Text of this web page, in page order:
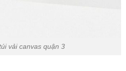
vải canvas quận 3